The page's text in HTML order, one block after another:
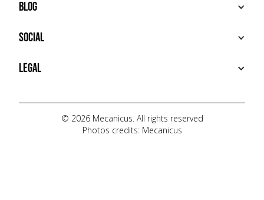
ADDITIONAL SERVICES
HOUSE MECANICUS
CONTACT
Blog
NEWS
VIDÉOS
Social
INSTAGRAM
TIKTOK
YOUTUBE
Legal
PRIVACY POLICY
© 2026 Mecanicus. All rights reserved
Photos credits: Mecanicus